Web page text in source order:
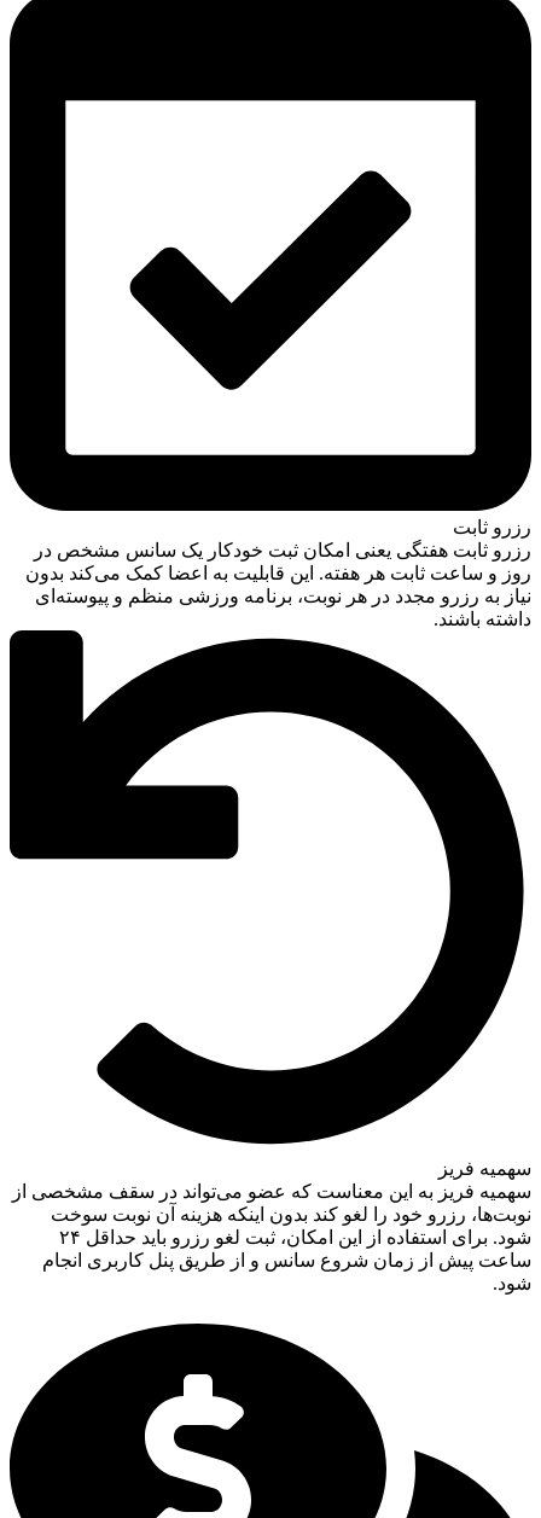
رزرو ثابت
رزرو ثابت هفتگی یعنی امکان ثبت خودکار یک سانس مشخص در
روز و ساعت ثابت هر هفته. این قابلیت به اعضا کمک می‌کند بدون
نیاز به رزرو مجدد در هر نوبت، برنامه ورزشی منظم و پیوسته‌ای
داشته باشند.
سهمیه فریز
سهمیه فریز به این معناست که عضو می‌تواند در سقف مشخصی از
نوبت‌ها، رزرو خود را لغو کند بدون اینکه هزینه آن نوبت سوخت
شود. برای استفاده از این امکان، ثبت لغو رزرو باید حداقل ۲۴
ساعت پیش از زمان شروع سانس و از طریق پنل کاربری انجام
شود.